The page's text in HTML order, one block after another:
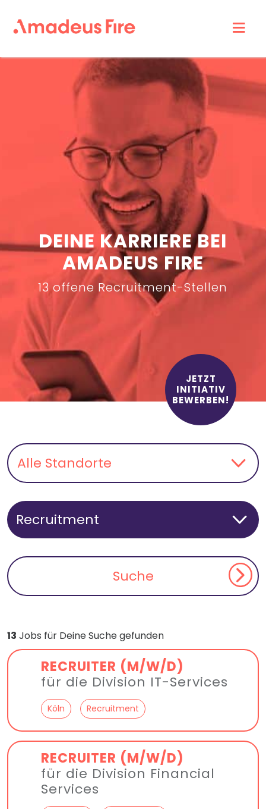
Karriere
DEINE KARRIERE BEI
AMADEUS FIRE
13 offene Recruitment-Stellen
JETZT
INITIATIV
BEWERBEN!
13 Jobs für Deine Suche gefunden
RECRUITER (M/W/D)
für die Division IT-Services
Köln Recruitment
RECRUITER (M/W/D)
für die Division Financial
Services